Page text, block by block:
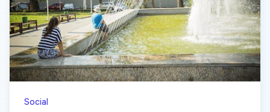
Social